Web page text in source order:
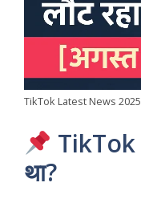
TikTok Latest News 2025
TikTok
था?